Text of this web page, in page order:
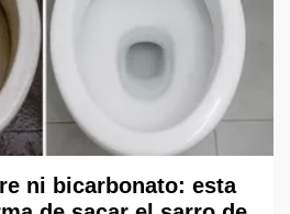
ni bicarbonato: esta